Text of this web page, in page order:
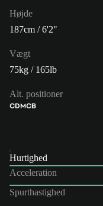
Højde
187cm / 6'2"
Vægt
75kg / 165lb
Alt. positioner
CDMCB
Hurtighed
Acceleration
Spurthastighed